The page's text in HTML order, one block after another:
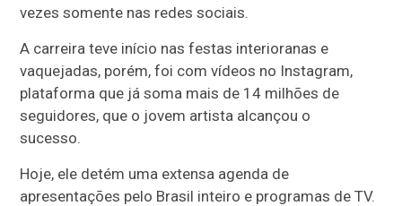
vezes somente nas redes sociais.
A carreira teve início nas festas interioranas e
vaquejadas, porém, foi com vídeos no Instagram,
plataforma que já soma mais de 14 milhões de
seguidores, que o jovem artista alcançou o
sucesso.
Hoje, ele detém uma extensa agenda de
apresentações pelo Brasil inteiro e programas de TV.